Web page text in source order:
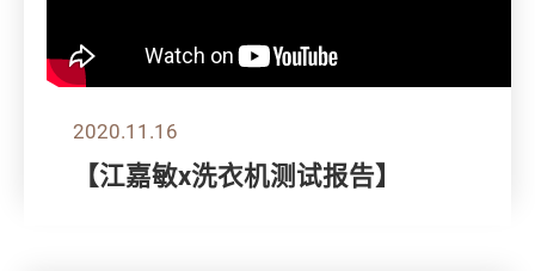
2020.11.16
【江嘉敏x洗衣机测试报告】